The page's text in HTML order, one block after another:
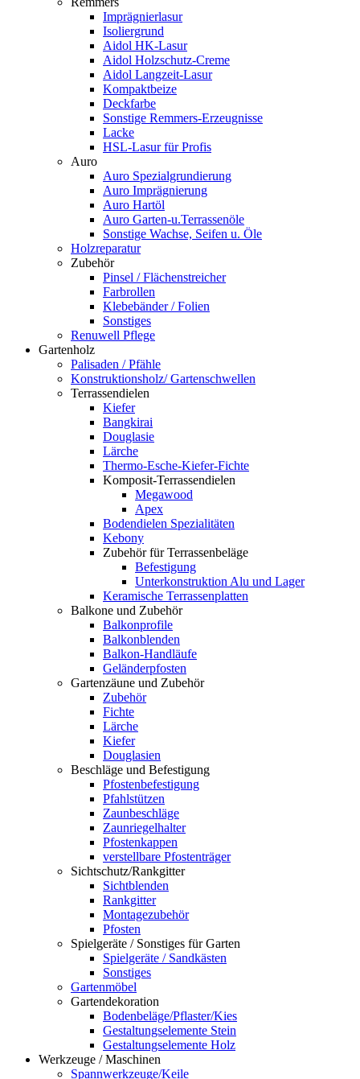
Imprägnierlasur
Isoliergrund
Aidol HK-Lasur
Aidol Holzschutz-Creme
Aidol Langzeit-Lasur
Kompaktbeize
Deckfarbe
Sonstige Remmers-Erzeugnisse
Lacke
HSL-Lasur für Profis
Auro
Auro Spezialgrundierung
Auro Imprägnierung
Auro Hartöl
Auro Garten-u.Terrassenöle
Sonstige Wachse, Seifen u. Öle
Holzreparatur
Zubehör
Pinsel / Flächenstreicher
Farbrollen
Klebebänder / Folien
Sonstiges
Renuwell Pflege
Gartenholz
Palisaden / Pfähle
Konstruktionsholz/ Gartenschwellen
Terrassendielen
Kiefer
Bangkirai
Douglasie
Lärche
Thermo-Esche-Kiefer-Fichte
Komposit-Terrassendielen
Megawood
Apex
Bodendielen Spezialitäten
Kebony
Zubehör für Terrassenbeläge
Befestigung
Unterkonstruktion Alu und Lager
Keramische Terrassenplatten
Balkone und Zubehör
Balkonprofile
Balkonblenden
Balkon-Handläufe
Geländerpfosten
Gartenzäune und Zubehör
Zubehör
Fichte
Lärche
Kiefer
Douglasien
Beschläge und Befestigung
Pfostenbefestigung
Pfahlstützen
Zaunbeschläge
Zaunriegelhalter
Pfostenkappen
verstellbare Pfostenträger
Sichtschutz/Rankgitter
Sichtblenden
Rankgitter
Montagezubehör
Pfosten
Spielgeräte / Sonstiges für Garten
Spielgeräte / Sandkästen
Sonstiges
Gartenmöbel
Gartendekoration
Bodenbeläge/Pflaster/Kies
Gestaltungselemente Stein
Gestaltungselemente Holz
Werkzeuge / Maschinen
Spannwerkzeuge/Keile